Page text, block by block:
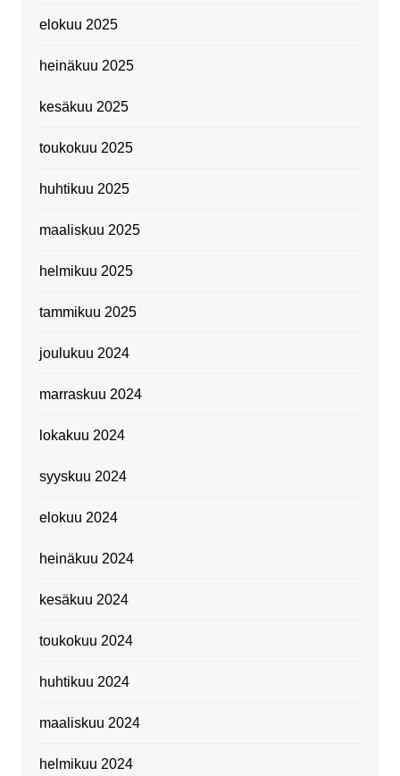
elokuu 2025
heinäkuu 2025
kesäkuu 2025
toukokuu 2025
huhtikuu 2025
maaliskuu 2025
helmikuu 2025
tammikuu 2025
joulukuu 2024
marraskuu 2024
lokakuu 2024
syyskuu 2024
elokuu 2024
heinäkuu 2024
kesäkuu 2024
toukokuu 2024
huhtikuu 2024
maaliskuu 2024
helmikuu 2024